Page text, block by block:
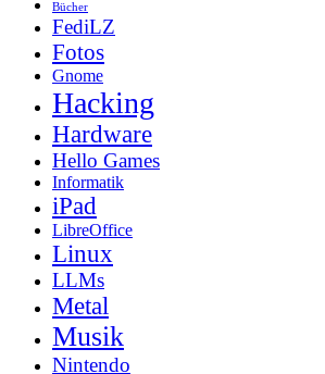
Bücher
FediLZ
Fotos
Gnome
Hacking
Hardware
Hello Games
Informatik
iPad
LibreOffice
Linux
LLMs
Metal
Musik
Nintendo